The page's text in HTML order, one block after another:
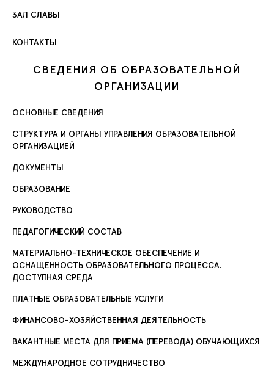
ЗАЛ СЛАВЫ
КОНТАКТЫ
СВЕДЕНИЯ ОБ ОБРАЗОВАТЕЛЬНОЙ
ОРГАНИЗАЦИИ
ОСНОВНЫЕ СВЕДЕНИЯ
СТРУКТУРА И ОРГАНЫ УПРАВЛЕНИЯ ОБРАЗОВАТЕЛЬНОЙ
ОРГАНИЗАЦИЕЙ
ДОКУМЕНТЫ
ОБРАЗОВАНИЕ
РУКОВОДСТВО
ПЕДАГОГИЧЕСКИЙ СОСТАВ
МАТЕРИАЛЬНО-ТЕХНИЧЕСКОЕ ОБЕСПЕЧЕНИЕ И
ОСНАЩЕННОСТЬ ОБРАЗОВАТЕЛЬНОГО ПРОЦЕССА.
ДОСТУПНАЯ СРЕДА
ПЛАТНЫЕ ОБРАЗОВАТЕЛЬНЫЕ УСЛУГИ
ФИНАНСОВО-ХОЗЯЙСТВЕННАЯ ДЕЯТЕЛЬНОСТЬ
ВАКАНТНЫЕ МЕСТА ДЛЯ ПРИЕМА (ПЕРЕВОДА) ОБУЧАЮЩИХСЯ
МЕЖДУНАРОДНОЕ СОТРУДНИЧЕСТВО